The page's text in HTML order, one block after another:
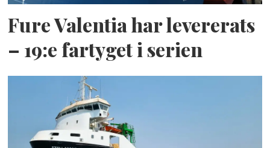
Fure Valentia har levererats
– 19:e fartyget i serien